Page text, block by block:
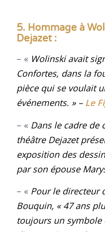
5. Hommage à
Dejazet :
– « Wolinski avait
Confortes, dans la
pièce qui se voulait
événements. » – Le
– « Dans le cadre de
théâtre Dejazet
exposition des
par son épouse
– « Pour le directeur
Bouquin, « 47 ans
toujours un symbole